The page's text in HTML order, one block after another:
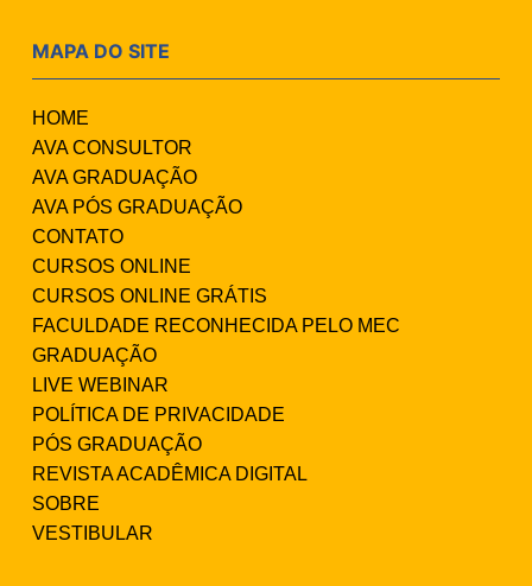
MAPA DO SITE
HOME
AVA CONSULTOR
AVA GRADUAÇÃO
AVA PÓS GRADUAÇÃO
CONTATO
CURSOS ONLINE
CURSOS ONLINE GRÁTIS
FACULDADE RECONHECIDA PELO MEC
GRADUAÇÃO
LIVE WEBINAR
POLÍTICA DE PRIVACIDADE
PÓS GRADUAÇÃO
REVISTA ACADÊMICA DIGITAL
SOBRE
VESTIBULAR